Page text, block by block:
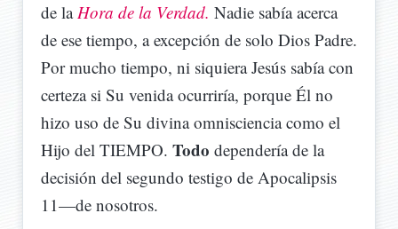
de laHora de la Verdad. Nadie sabía acerca
de ese tiempo, a excepción de solo Dios Padre.
Por mucho tiempo, ni siquiera Jesús sabía con
certeza si Su venida ocurriría, porque Él no
hizo uso de Su divina omnisciencia como el
Hijo del TIEMPO. Todo dependería de la
decisión del segundo testigo de Apocalipsis
11—de nosotros.